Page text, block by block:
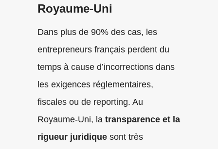
Royaume-Uni
Dans plus de 90% des cas, les
entrepreneurs français perdent du
temps à cause d’incorrections dans
les exigences réglementaires,
fiscales ou de reporting. Au
Royaume-Uni, la transparence et la
rigueur juridiquesont très